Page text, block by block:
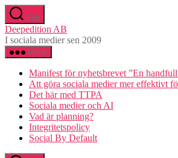
Hoppa
till
innehåll
Sök
Deepedition AB
I sociala medier sen 2009
Meny
Manifest för nyhetsbrevet ”En
Att göra sociala medier mer effektivt
Det här med TTPA
Sociala medier och AI
Vad är planning?
Integritetspolicy
Social By Default